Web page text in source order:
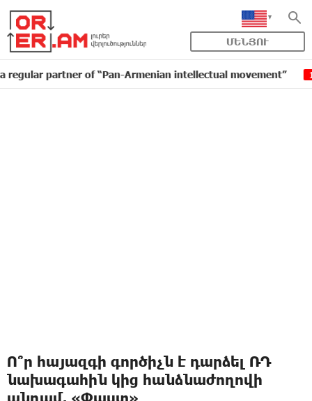
ՄԵՆՅՈՒ
of “Pan-Armenian intellectual movement” 16:11
Ո՞ր հայազգի գործիչն է դարձել ՌԴ
նախագահին կից հանձնաժողովի
անդամ. «Փաստ»